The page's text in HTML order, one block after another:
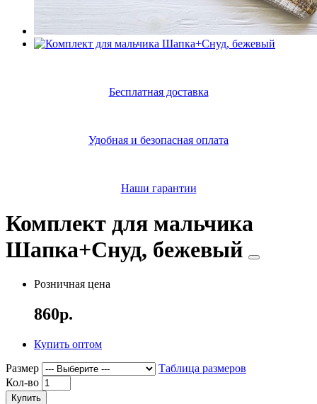
Бесплатная доставка
Удобная и безопасная оплата
Наши гарантии
Комплект для мальчика
Шапка+Снуд, бежевый
Розничная цена
860р.
Купить оптом
Размер
Таблица размеров
Кол-во
Купить